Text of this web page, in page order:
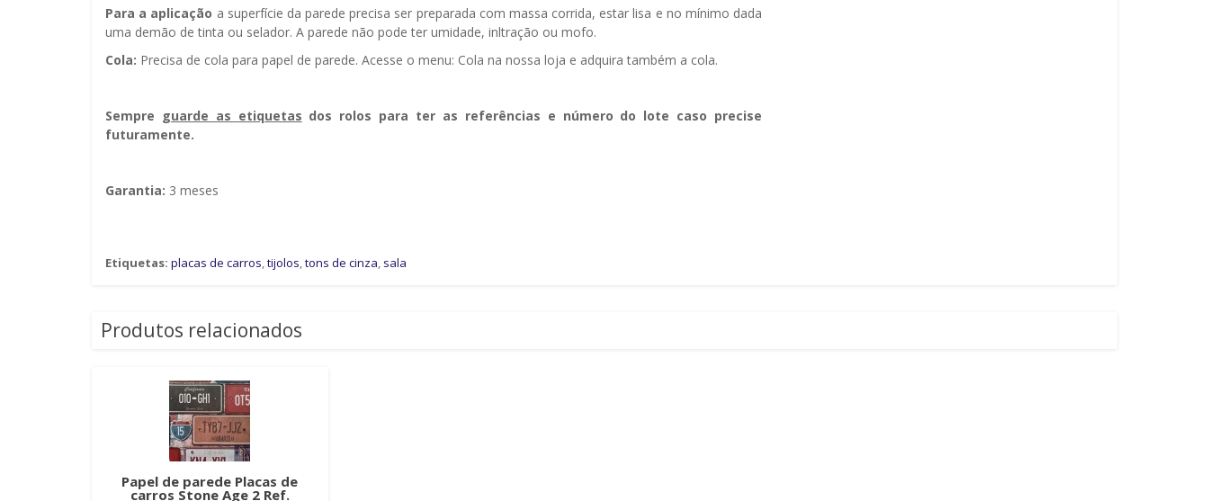
Para a aplicação a superfície da parede precisa ser preparada com massa corrida, estar lisa e no mínimo dada
uma demão de tinta ou selador. A parede não pode ter umidade, infiltração ou mofo.
Cola: Precisa de cola para papel de parede. Acesse o menu: Cola na nossa loja e adquira também a cola.
Sempre guarde as etiquetas dos rolos para ter as referências e número do lote caso precise
futuramente.
Garantia: 3 meses
Etiquetas: placas de carros,tijolos,tons de cinza, sala
Produtos relacionados
Papel de parede Placas de
carros Stone Age 2 Ref.